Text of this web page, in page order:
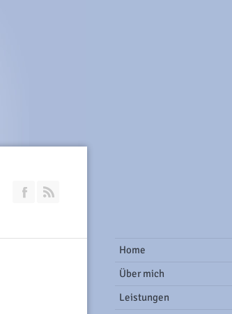
Join our Facebook Group
Home
Über mich
Leistungen